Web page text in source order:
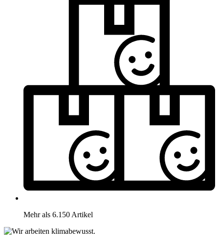
Mehr als 6.150 Artikel